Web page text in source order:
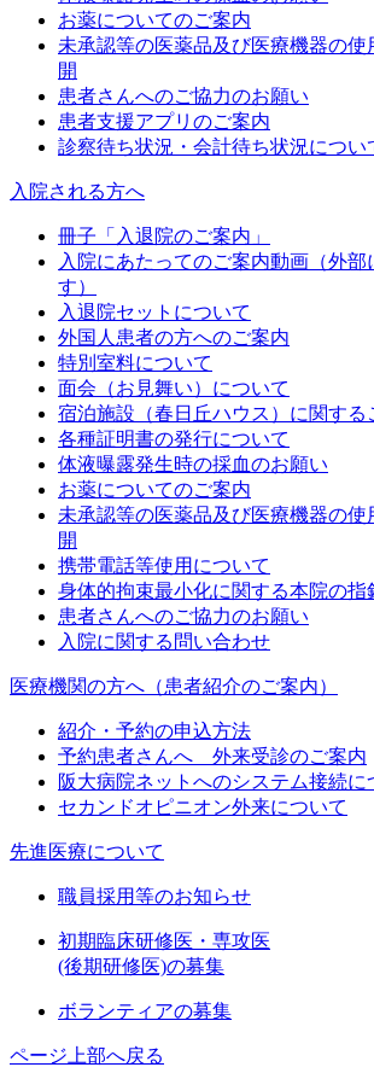
お薬についてのご案内
未承認等の医薬品及び医療機器の使
開
患者さんへのご協力のお願い
患者支援アプリのご案内
診察待ち状況・会計待ち状況につい
入院される方へ
冊子「入退院のご案内」
入院にあたってのご案内動画（外部
す）
入退院セットについて
外国人患者の方へのご案内
特別室料について
面会（お見舞い）について
宿泊施設（春日丘ハウス）に関する
各種証明書の発行について
体液曝露発生時の採血のお願い
お薬についてのご案内
未承認等の医薬品及び医療機器の使
開
携帯電話等使用について
身体的拘束最小化に関する本院の指
患者さんへのご協力のお願い
入院に関する問い合わせ
医療機関の方へ（患者紹介のご案内）
紹介・予約の申込方法
予約患者さんへ 外来受診のご案内
阪大病院ネットへのシステム接続に
セカンドオピニオン外来について
先進医療について
職員採用等のお知らせ
初期臨床研修医・専攻医
(後期研修医)の募集
ボランティアの募集
ページ上部へ戻る